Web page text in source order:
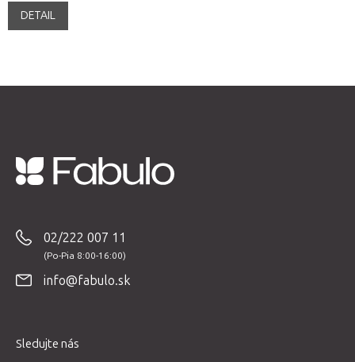
DETAIL
02/222 007 11
info@fabulo.sk
Sledujte nás